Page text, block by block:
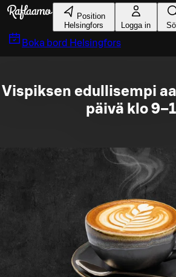
Gå till huvudinnehållet
Position
Helsingfors
Logga in
Boka bord Helsingfors
Vispiksen edullisempi
päivä klo